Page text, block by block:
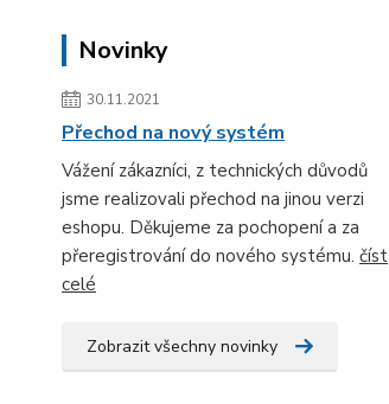
Novinky
30.11.2021
Přechod na nový systém
Vážení zákazníci, z technických důvodů
jsme realizovali přechod na jinou verzi
eshopu. Děkujeme za pochopení a za
přeregistrování do nového systému. číst
celé
Zobrazit všechny novinky